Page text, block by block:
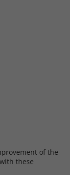
of the
these